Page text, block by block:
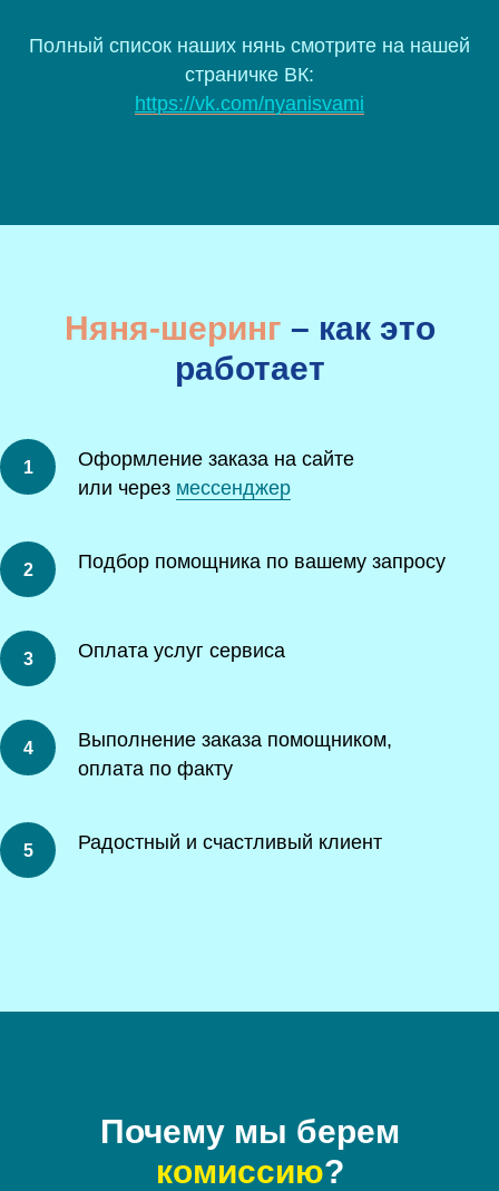
Полный список наших нянь смотрите на нашей
страничке ВК:
https://vk.com/nyanisvami
Няня-шеринг – как это
работает
Оформление заказа на сайте
или через мессенджер
Подбор помощника по вашему запросу
Оплата услуг сервиса
Выполнение заказа помощником,
оплата по факту
Радостный и счастливый клиент
Почему мы берем
комиссию?